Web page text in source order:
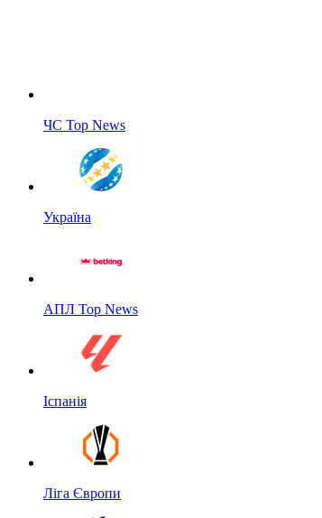
ЧС Top News
Україна
АПЛ Top News
Іспанія
Ліга Європи